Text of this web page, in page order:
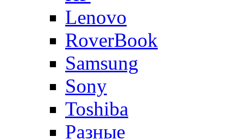
Lenovo
RoverBook
Samsung
Sony
Toshiba
Разные